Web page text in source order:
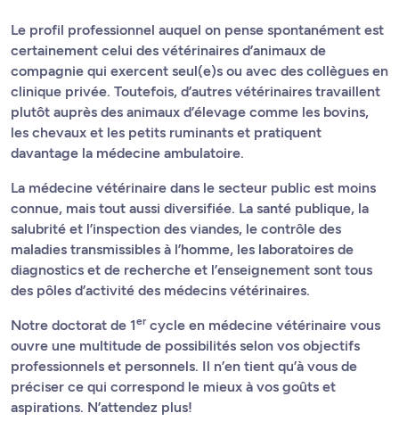
Le profil professionnel auquel on pense spontanément est
certainement celui des vétérinaires d’animaux de
compagnie qui exercent seul(e)s ou avec des collègues en
clinique privée. Toutefois, d’autres vétérinaires travaillent
plutôt auprès des animaux d’élevage comme les bovins,
les chevaux et les petits ruminants et pratiquent
davantage la médecine ambulatoire.
La médecine vétérinaire dans le secteur public est moins
connue, mais tout aussi diversifiée. La santé publique, la
salubrité et l’inspection des viandes, le contrôle des
maladies transmissibles à l’homme, les laboratoires de
diagnostics et de recherche et l’enseignement sont tous
des pôles d’activité des médecins vétérinaires.
Notre doctorat de 1ercycle en médecine vétérinaire vous
ouvre une multitude de possibilités selon vos objectifs
professionnels et personnels. Il n’en tient qu’à vous de
préciser ce qui correspond le mieux à vos goûts et
aspirations. N’attendez plus!